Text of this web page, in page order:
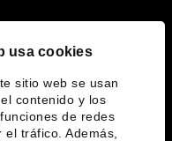
usa cookies
sitio web se usan
contenido y los
de redes
tráfico. Además,